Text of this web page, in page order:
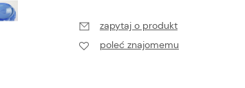
zapytaj o produkt
poleć znajomemu